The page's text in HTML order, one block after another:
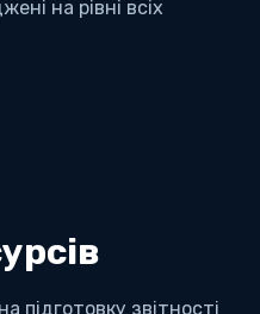
на рівні всіх
підготовку звітності